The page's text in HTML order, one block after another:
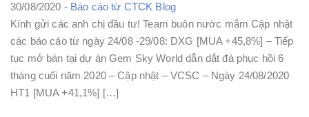
30/08/2020 - Báo cáo từ CTCK Blog
Kính gửi các anh chị đầu tư! Team buôn nước mắm Cập nhật
các báo cáo từ ngày 24/08 -29/08: DXG [MUA +45,8%] – Tiếp
tục mở bán tại dự án Gem Sky World dẫn dắt đà phục hồi 6
tháng cuối năm 2020 – Cập nhật – VCSC – Ngày 24/08/2020
HT1 [MUA +41,1%] […]